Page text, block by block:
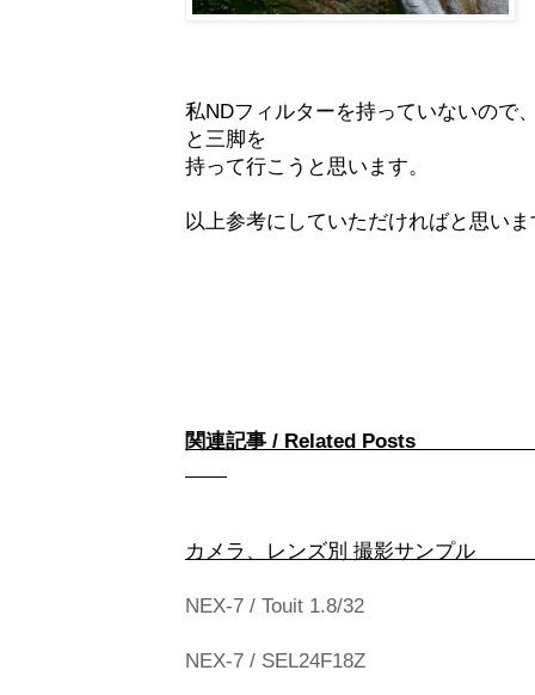
私NDフィルターを持っていないので
と三脚を
持って行こうと思います。
以上参考にしていただければと思いま
関連記事 /
カメラ、レンズ別
NEX-7 / Touit 1.8/32
NEX-7 / SEL24F18Z